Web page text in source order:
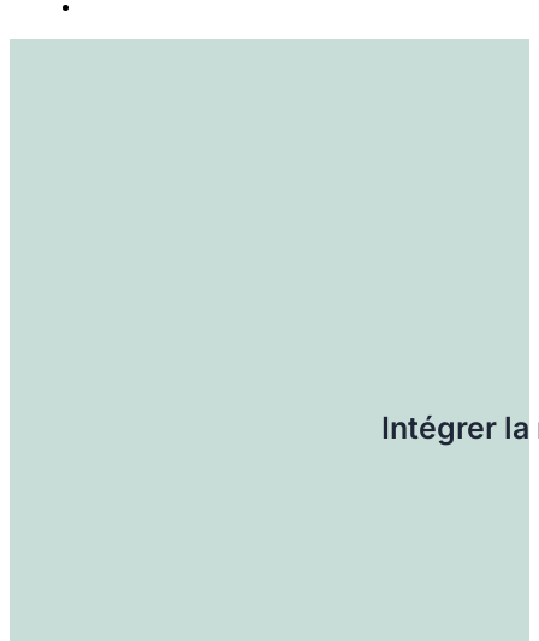
Intégrer la